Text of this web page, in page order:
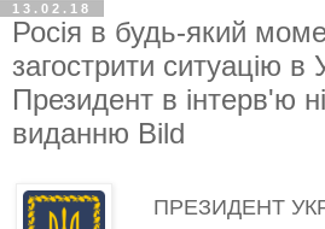
13.02.18
Росія в будь-який
загострити ситуацію в
Президент в інтерв'ю
виданню Bild
ПРЕЗИДЕНТ